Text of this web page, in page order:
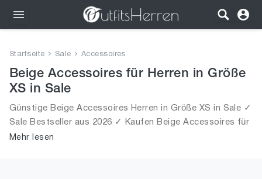
Bekleidung
Schuhe
Startseite Sale Accessoires
Beige Accessoires für Herren in Größe
XS in Sale
Günstige Beige Accessoires Herren in Größe XS in Sale ✓
Sale Bestseller aus 2026 ✓ Kaufen Beige Accessoires für
Männer in Größe XS in Sale!
Mehr lesen